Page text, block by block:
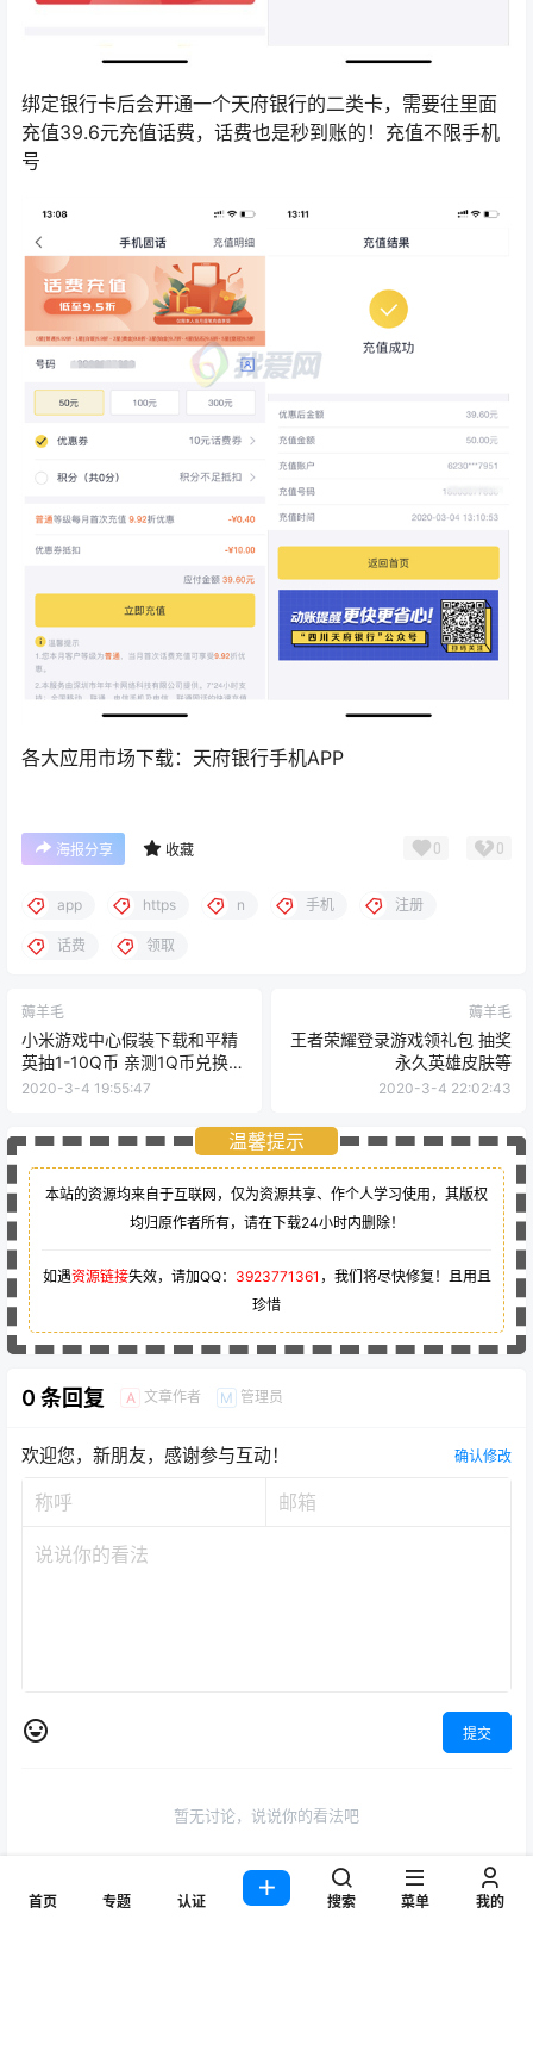
绑定银行卡后会开通一个天府银行的二类卡，需要往里面
充值39.6元充值话费，话费也是秒到账的！充值不限手机
号
各大应用市场下载：天府银行手机APP
海报分享 收藏 0 0
app https n 手机 注册
话费 领取
薅羊毛
小米游戏中心假装下载和平精
英抽1-10Q币 亲测1Q币兑换秒
到
2020-3-4 19:55:47
薅羊毛
王者荣耀登录游戏领礼包 抽奖
永久英雄皮肤等
2020-3-4 22:02:43
温馨提示
本站的资源均来自于互联网，仅为资源共享、作个人学习使用，其版权
均归原作者所有，请在下载24小时内删除！
如遇资源链接失效，请加QQ： 3923771361 ，我们将尽快修复！且用且
珍惜
0 条回复 A 文章作者 M 管理员
欢迎您，新朋友，感谢参与互动！ 确认修改
提交
暂无讨论，说说你的看法吧
联系与合作
首页 专题 认证 搜索 菜单 我的